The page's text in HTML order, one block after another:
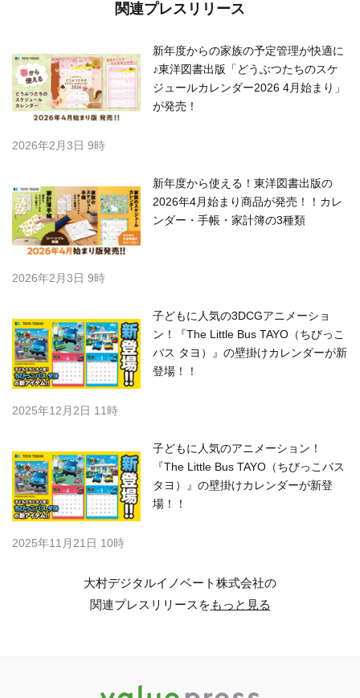
関連プレスリリース
新年度からの家族の予定管理が快適に
♪東洋図書出版「どうぶつたちのスケ
ジュールカレンダー2026 4月始まり」
が発売！
2026年2月3日 9時
新年度から使える！東洋図書出版の
2026年4月始まり商品が発売！！カレ
ンダー・手帳・家計簿の3種類
2026年2月3日 9時
子どもに人気の3DCGアニメーショ
ン！『The Little Bus TAYO（ちびっこ
バス タヨ）』の壁掛けカレンダーが新
登場！！
2025年12月2日 11時
子どもに人気のアニメーション！
『The Little Bus TAYO（ちびっこバス
タヨ）』の壁掛けカレンダーが新登
場！！
2025年11月21日 10時
大村デジタルイノベート株式会社の
関連プレスリリースをもっと見る